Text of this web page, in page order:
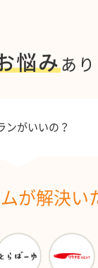
悩みあり
ンがいいの？
が解決い